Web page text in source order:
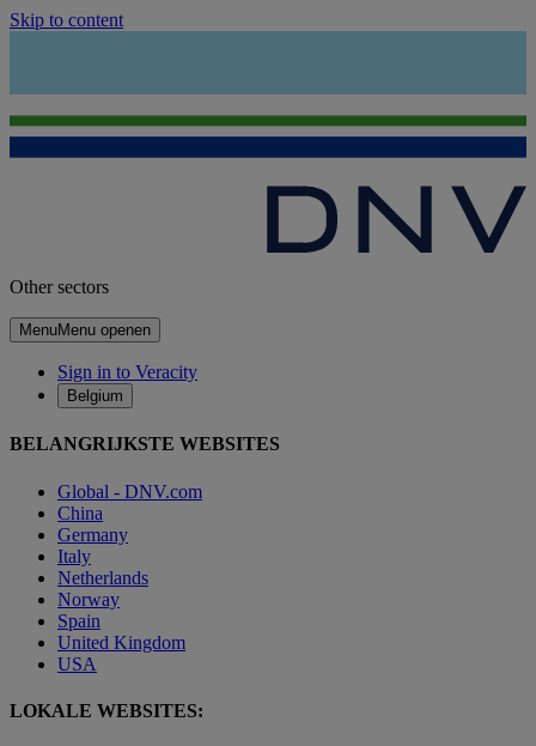
Skip to content
Other sectors
MenuMenu openen
Sign in to Veracity
Belgium
BELANGRIJKSTE WEBSITES
Global - DNV.com
China
Germany
Italy
Netherlands
Norway
Spain
United Kingdom
USA
LOKALE WEBSITES: